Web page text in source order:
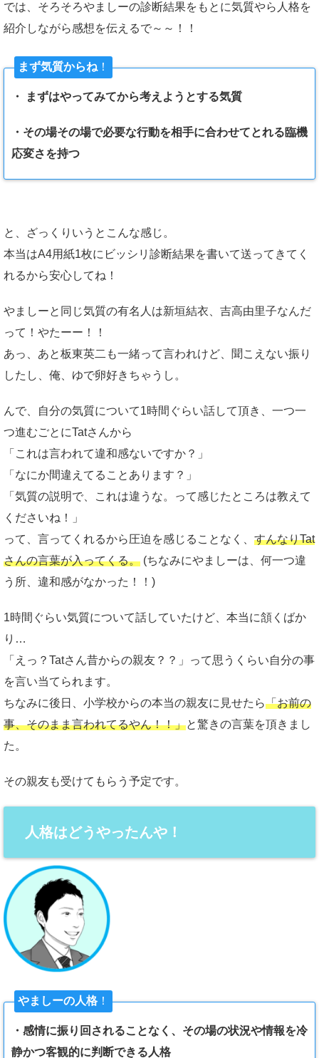
では、そろそろやましーの診断結果をもとに気質やら人格を
紹介しながら感想を伝えるで～～！！
まず気質からね ！
・ まずはやってみてから考えようとする気質
・その場その場で必要な行動を相手に合わせてとれる臨機
応変さを持つ
と、ざっくりいうとこんな感じ。
本当はA4用紙1枚にビッシリ診断結果を書いて送ってきてく
れるから安心してね！
やましーと同じ気質の有名人は新垣結衣、吉高由里子なんだ
って！やたーー！！
あっ、あと板東英二も一緒って言われけど、聞こえない振り
したし、俺、ゆで卵好きちゃうし。
んで、自分の気質について1時間ぐらい話して頂き、一つ一
つ進むごとにTatさんから
「これは言われて違和感ないですか？」
「なにか間違えてることあります？」
「気質の説明で、これは違うな。って感じたところは教えて
くださいね！」
って、言ってくれるから圧迫を感じることなく、 すんなりTat
さんの言葉が入ってくる。 (ちなみにやましーは、何一つ違
う所、違和感がなかった！！)
1時間ぐらい気質について話していたけど、本当に頷くばか
り…
「えっ？Tatさん昔からの親友？？」って思うくらい自分の事
を言い当てられます。
ちなみに後日、小学校からの本当の親友に見せたら「お前の
事、そのまま言われてるやん！！」と驚きの言葉を頂きまし
た。
その親友も受けてもらう予定です。
人格はどうやったんや！
やましーの人格 ！
・感情に振り回されることなく、その場の状況や情報を冷
静かつ客観的に判断できる人格